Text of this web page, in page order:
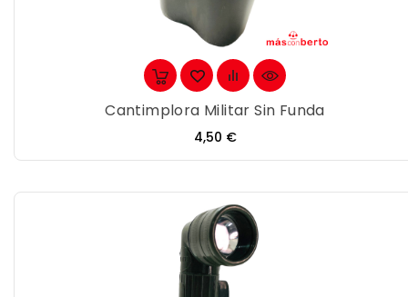
Cantimplora Militar Sin Funda
Precio
4,50 €